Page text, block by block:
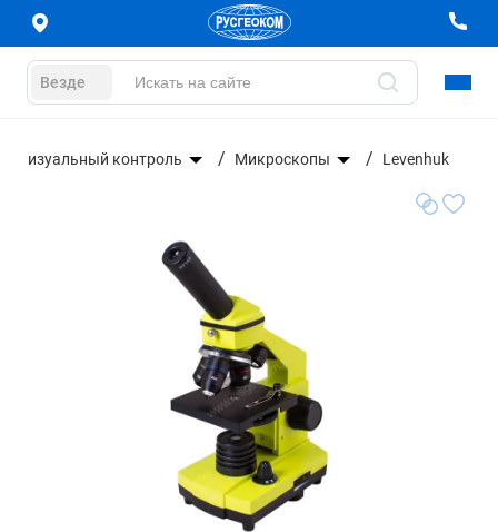
Везде
Визуальный контроль Микроскопы Levenhuk